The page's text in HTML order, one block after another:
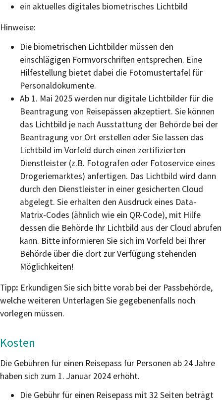
ein aktuelles digitales biometrisches Lichtbild
Hinweise:
Die biometrischen Lichtbilder müssen den
einschlägigen Formvorschriften entsprechen. Eine
Hilfestellung bietet dabei die Fotomustertafel für
Personaldokumente.
Ab 1. Mai 2025 werden nur digitale Lichtbilder für die
Beantragung von Reisepässen akzeptiert. Sie können
das Lichtbild je nach Ausstattung der Behörde bei der
Beantragung vor Ort erstellen oder Sie lassen das
Lichtbild im Vorfeld durch einen zertifizierten
Dienstleister (z.B. Fotografen oder Fotoservice eines
Drogeriemarktes) anfertigen. Das Lichtbild wird dann
durch den Dienstleister in einer gesicherten Cloud
abgelegt. Sie erhalten den Ausdruck eines Data-
Matrix-Codes (ähnlich wie ein QR-Code), mit Hilfe
dessen die Behörde Ihr Lichtbild aus der Cloud abrufen
kann. Bitte informieren Sie sich im Vorfeld bei Ihrer
Behörde über die dort zur Verfügung stehenden
Möglichkeiten!
Tipp: Erkundigen Sie sich bitte vorab bei der Passbehörde,
welche weiteren Unterlagen Sie gegebenenfalls noch
vorlegen müssen.
Kosten
Die Gebühren für einen Reisepass für Personen ab 24 Jahre
haben sich zum 1. Januar 2024 erhöht.
Die Gebühr für einen Reisepass mit 32 Seiten beträgt